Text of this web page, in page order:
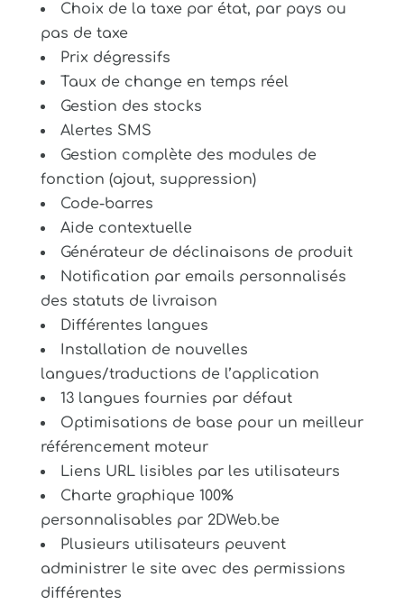
Choix de la taxe par état, par pays ou
pas de taxe
Prix dégressifs
Taux de change en temps réel
Gestion des stocks
Alertes SMS
Gestion complète des modules de
fonction (ajout, suppression)
Code-barres
Aide contextuelle
Générateur de déclinaisons de produit
Notification par emails personnalisés
des statuts de livraison
Différentes langues
Installation de nouvelles
langues/traductions de l’application
13 langues fournies par défaut
Optimisations de base pour un meilleur
référencement moteur
Liens URL lisibles par les utilisateurs
Charte graphique 100%
personnalisables par 2DWeb.be
Plusieurs utilisateurs peuvent
administrer le site avec des permissions
différentes